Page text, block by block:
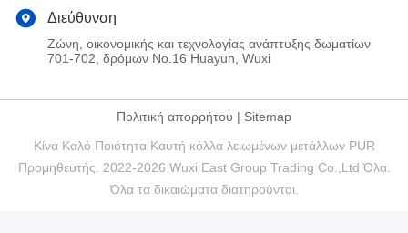
Διεύθυνση
Ζώνη, οικονομικής και τεχνολογίας ανάπτυξης δωματίων
701-702, δρόμων No.16 Huayun, Wuxi
Πολιτική απορρήτου | Sitemap
Κίνα Καλό Ποιότητα Καυτή κόλλα λειωμένων μετάλλων PUR
Προμηθευτής. 2022-2026 Wuxi East Group Trading Co.,Ltd Όλα.
Όλα τα δικαιώματα διατηρούνται.